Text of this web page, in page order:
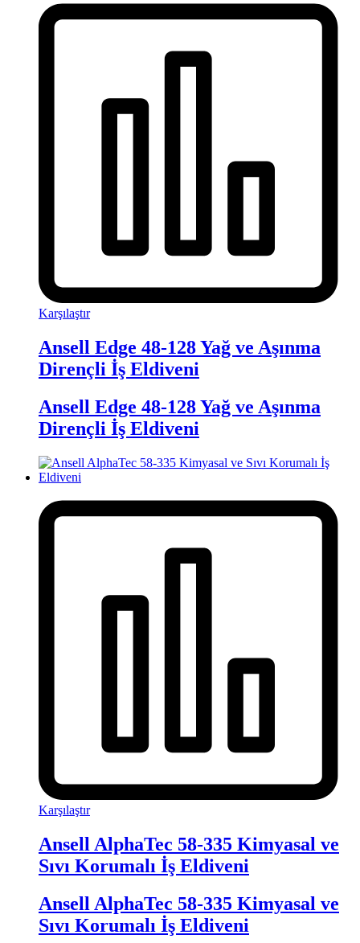
Karşılaştır
Ansell Edge 48-128 Yağ ve Aşınma
Dirençli İş Eldiveni
Ansell Edge 48-128 Yağ ve Aşınma
Dirençli İş Eldiveni
Karşılaştır
Ansell AlphaTec 58-335 Kimyasal ve
Sıvı Korumalı İş Eldiveni
Ansell AlphaTec 58-335 Kimyasal ve
Sıvı Korumalı İş Eldiveni